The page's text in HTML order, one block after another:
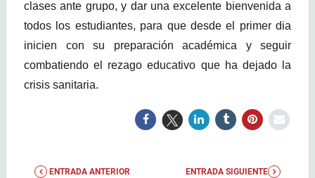
clases ante grupo, y dar una excelente bienvenida a
todos los estudiantes, para que desde el primer dia
inicien con su preparación académica y seguir
combatiendo el rezago educativo que ha dejado la
crisis sanitaria.
ENTRADA ANTERIOR ENTRADA SIGUIENTE